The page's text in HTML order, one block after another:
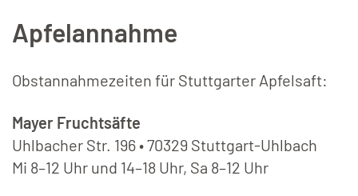
−
Apfelannahme
Obstannahmezeiten für Stuttgarter Apfelsaft:
Mayer Fruchtsäfte
Uhlbacher Str. 196 • 70329 Stuttgart-Uhlbach
Mi 8–12 Uhr und 14–18 Uhr, Sa 8–12 Uhr